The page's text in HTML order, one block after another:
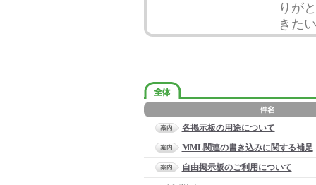
りが
きた
各掲示板の用途について
MML関連の書き込みに関する補足
自由掲示板のご利用について